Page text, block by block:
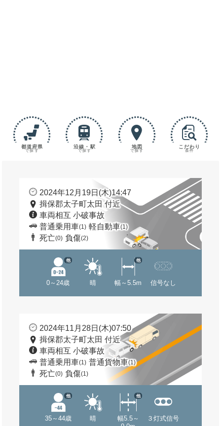
都道府県
で探す
沿線・駅
で探す
地図
で探す
こだわり
条件
2024年12月19日(木)14:47
揖保郡太子町太田 付近
車両相互 小破事故
普通乗用車(1) 軽自動車(1)
死亡(0) 負傷(2)
0～24歳
他
晴 幅～5.5m
他
信号なし
2024年11月28日(木)07:50
揖保郡太子町太田 付近
車両相互 小破事故
普通乗用車(1) 普通貨物車(1)
死亡(0) 負傷(1)
35～44歳
他
晴
幅5.5～
他
３灯式信号